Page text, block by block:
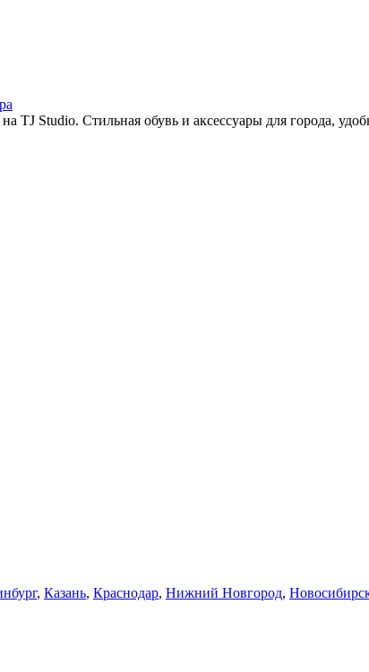
TJ Studio. Стильная обувь и аксессуары для города,
, Казань, Краснодар, Нижний Новгород,